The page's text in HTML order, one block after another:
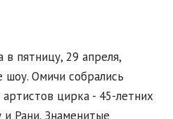
пятницу, 29 апреля,
шоу. Омичи собрались
цирка - 45-летних
Рани. Знаменитые